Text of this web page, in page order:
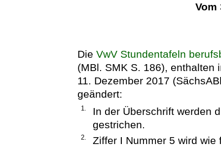
Vom
DieVwV Stundentafeln
(MBl. SMK S. 186), enthalten
11. Dezember 2017
geändert:
1.
In der Überschrift werden
gestrichen.
2.
Ziffer I Nummer 5 wird wie